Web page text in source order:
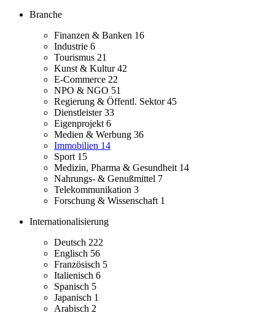
Branche
Finanzen & Banken 16
Industrie 6
Tourismus 21
Kunst & Kultur42
E-Commerce 22
NPO & NGO 51
Regierung & Öffentl. Sektor45
Dienstleister33
Eigenprojekt 6
Medien & Werbung 36
Immobilien 14
Sport 15
Medizin, Pharma & Gesundheit 14
Nahrungs- & Genußmittel 7
Telekommunikation 3
Forschung & Wissenschaft 1
Internationalisierung
Deutsch 222
Englisch 56
Französisch 5
Italienisch 6
Spanisch 5
Japanisch 1
Arabisch 2